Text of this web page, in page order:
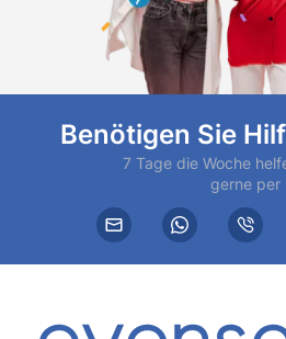
Benötigen Sie
7 Tage die Woche
gerne per